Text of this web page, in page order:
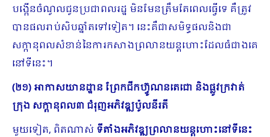
បង្កើនចំណូលជូនប្រជាពលរដ្ឋ មិនមែនត្រឹមតែពេលធ្វើទេ ​គឺត្រូវ
បានផលរាប់សិបឆ្នាំតទៅទៀត។ នេះគឺជាសមិទ្ធផលនិងជា
សក្កានុពលសំខាន់នៃការកសាងព្រលានយន្តហោះដែលធំជាងគេ
នៅទីនេះ។
(២១) អាកាសយានដ្ឋាន ព្រែកជីកហ៊្វូណនតេជោ និងផ្លូវក្រវាត់
ក្រុង សក្តានុពល៣ ជំរុញអភិវឌ្ឍប៉ូលនីរតី
មួយទៀត, ពិតណាស់ ទីតាំងអភិវឌ្ឍព្រលានយន្តហោះនៅទីនេះ